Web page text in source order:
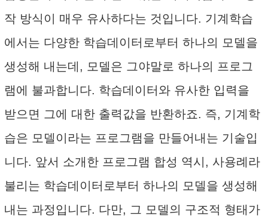
작 방식이 매우 유사하다는 것입니다. 기계학습
에서는 다양한 학습데이터로부터 하나의 모델을
생성해 내는데, 모델은 그야말로 하나의 프로그
램에 불과합니다. 학습데이터와 유사한 입력을
받으면 그에 대한 출력값을 반환하죠. 즉, 기계학
습은 모델이라는 프로그램을 만들어내는 기술입
니다. 앞서 소개한 프로그램 합성 역시, 사용례라
불리는 학습데이터로부터 하나의 모델을 생성해
내는 과정입니다. 다만, 그 모델의 구조적 형태가